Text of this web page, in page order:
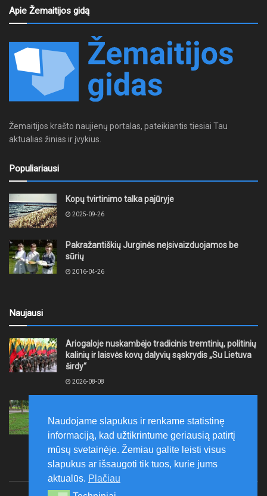
Apie Žemaitijos gidą
Žemaitijos krašto naujienų portalas, pateikiantis tiesiai Tau
aktualias žinias ir įvykius.
Populiariausi
Kopų tvirtinimo talka pajūryje
2025-09-26
Pakražantiškių Jurginės neįsivaizduojamos be
sūrių
2016-04-26
Naujausi
Ariogaloje nuskambėjo tradicinis tremtinių, politinių
kalinių ir laisvės kovų dalyvių sąskrydis „Su Lietuva
širdy“
2026-08-08
laikytis Kelių eismo taisyklių, tausoti aplinką
2026-08-08
Naudojame slapukus ir renkame statistinę
informaciją, kad užtikrintume geriausią patirtį
mūsų svetainėje. Žemiau galite leisti visus
slapukus ar išsaugoti tik tuos, kurie jums
aktualūs. Plačiau